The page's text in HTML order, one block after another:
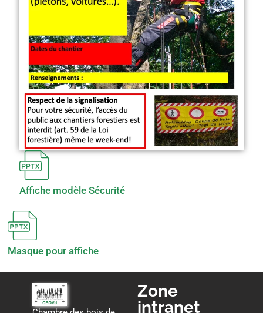
Affiche modèle Sécurité
Masque pour affiche
Zone
intranet